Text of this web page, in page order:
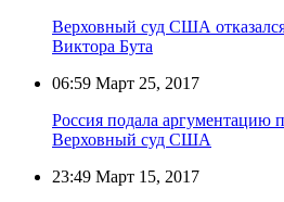
Верховный суд США отказался
Виктора Бута
06:59 Март 25, 2017
Россия подала аргументацию
Верховный суд США
23:49 Март 15, 2017